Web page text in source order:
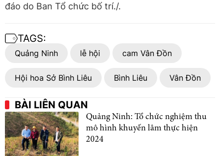
đáo do Ban Tổ chức bố trí./.
TAGS:
Quảng Ninh lễ hội cam Vân Đồn
Hội hoa Sở Bình Liêu Bình Liêu Vân Đồn
BÀI LIÊN QUAN
Quảng Ninh: Tổ chức nghiệm thu
mô hình khuyến lâm thực hiện
2024